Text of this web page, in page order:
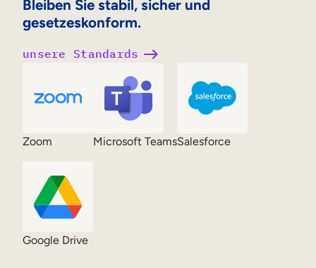
Bleiben Sie stabil, sicher und
gesetzeskonform.
unsere Standards
Zoom Microsoft TeamsSalesforce
Google Drive